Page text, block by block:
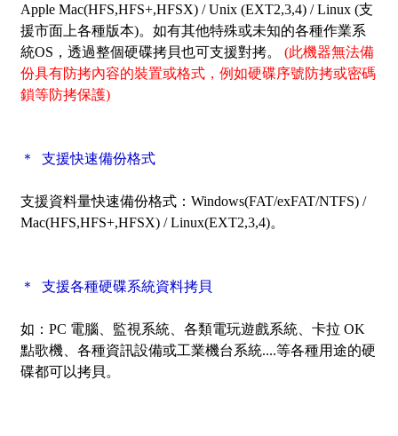
Apple Mac(HFS,HFS+,HFSX) / Unix (EXT2,3,4) / Linux (支
援市面上各種版本)。如有其他特殊或未知的各種作業系
統OS，透過整個硬碟拷貝也可支援對拷。
(此機器無法備
份具有防拷內容的裝置或格式，例如硬碟序號防拷或密碼
鎖等防拷保護)
＊ 支援快速備份格式
支援資料量快速備份格式：Windows(FAT/exFAT/NTFS) /
Mac(HFS,HFS+,HFSX) / Linux(EXT2,3,4)。
＊ 支援各種硬碟系統資料拷貝
如：PC 電腦、監視系統、各類電玩遊戲系統、卡拉 OK
點歌機、各種資訊設備或工業機台系統....等各種用途的硬
碟都可以拷貝。